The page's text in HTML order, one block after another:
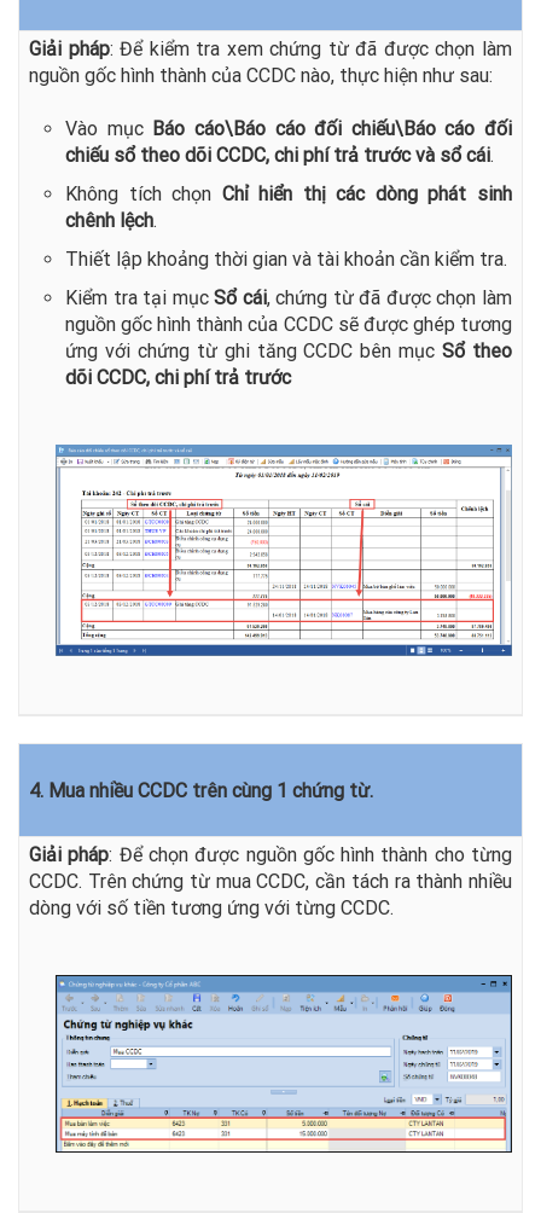
Giải pháp: Để kiểm tra xem chứng từ đã được chọn làm
nguồn gốc hình thành của CCDC nào, thực hiện như sau:
Vào mục Báo cáo\Báo cáo đối chiếu\Báo cáo đối
chiếu sổ theo dõi CCDC, chi phí trả trước và sổ cái.
Không tích chọn Chỉ hiển thị các dòng phát sinh
chênh lệch.
Thiết lập khoảng thời gian và tài khoản cần kiểm tra.
Kiểm tra tại mụcSổ cái, chứng từ đã được chọn làm
nguồn gốc hình thành của CCDC sẽ được ghép tương
ứng với chứng từ ghi tăng CCDC bên mụcSổ theo
dõi CCDC, chi phí trả trước
4. Mua nhiều CCDC trên cùng 1 chứng từ.
Giải pháp: Để chọn được nguồn gốc hình thành cho từng
CCDC. Trên chứng từ mua CCDC, cần tách ra thành nhiều
dòng với số tiền tương ứng với từng CCDC.